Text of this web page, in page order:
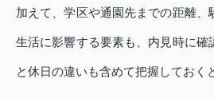
加えて、学区や通園先までの距離、
生活に影響する要素も、内見時に確
と休日の違いも含めて把握しておく